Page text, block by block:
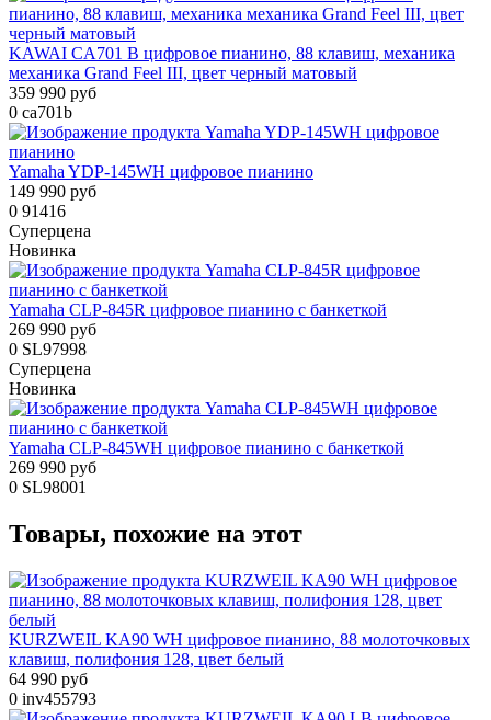
KAWAI CA701 B цифровое пианино, 88 клавиш, механика
механика Grand Feel III, цвет черный матовый
359 990 руб
0 ca701b
Yamaha YDP-145WH цифровое пианино
149 990 руб
0 91416
Суперцена
Новинка
Yamaha CLP-845R цифровое пианино с банкеткой
269 990 руб
0 SL97998
Суперцена
Новинка
Yamaha CLP-845WH цифровое пианино с банкеткой
269 990 руб
0 SL98001
Товары, похожие на этот
KURZWEIL KA90 WH цифровое пианино, 88 молоточковых
клавиш, полифония 128, цвет белый
64 990 руб
0 inv455793